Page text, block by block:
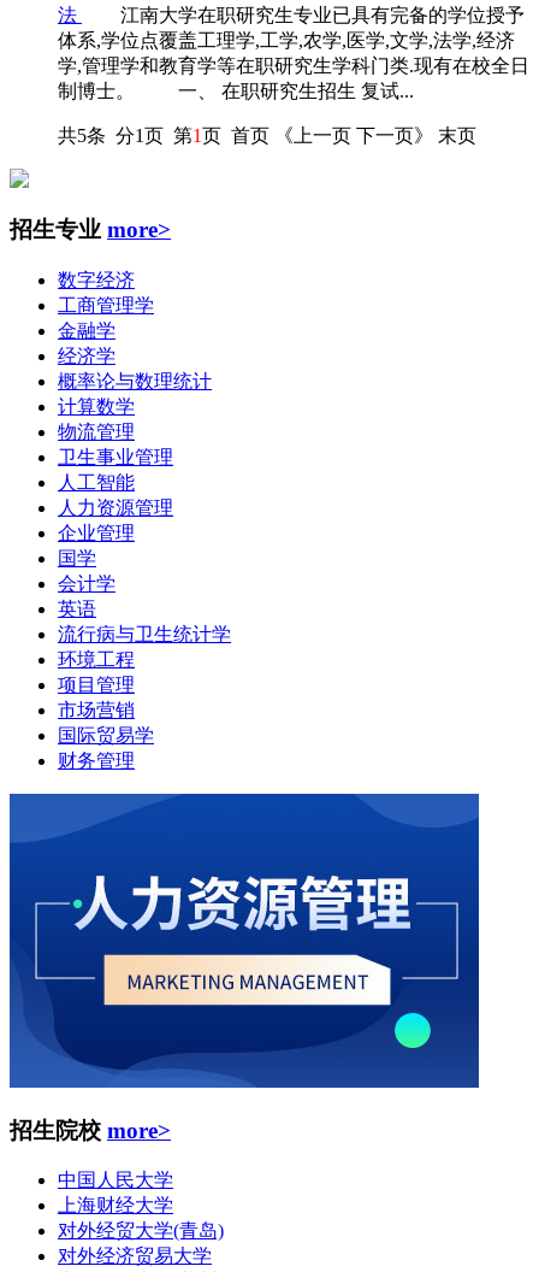
法
江南大学在职研究生专业已具有完备的学位授予
体系,学位点覆盖工理学,工学,农学,医学,文学,法学,经济
学,管理学和教育学等在职研究生学科门类.现有在校全日
制博士。 一、 在职研究生招生 复试...
共5条 分1页 第1页 首页 《上一页 下一页》 末页
招生专业 more>
数字经济
工商管理学
金融学
经济学
概率论与数理统计
计算数学
物流管理
卫生事业管理
人工智能
人力资源管理
企业管理
国学
会计学
英语
流行病与卫生统计学
环境工程
项目管理
市场营销
国际贸易学
财务管理
招生院校 more>
中国人民大学
上海财经大学
对外经贸大学(青岛)
对外经济贸易大学